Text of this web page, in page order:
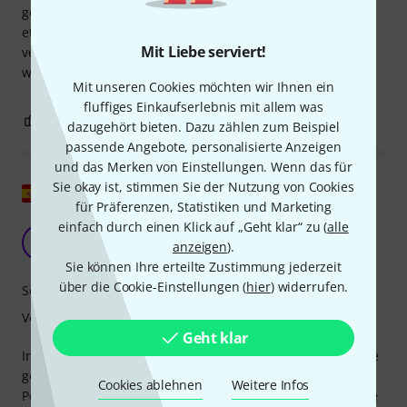
Mit Liebe serviert!
Mit unseren Cookies möchten wir Ihnen ein
fluffiges Einkaufserlebnis mit allem was
dazugehört bieten. Dazu zählen zum Beispiel
passende Angebote, personalisierte Anzeigen
und das Merken von Einstellungen. Wenn das für
Sie okay ist, stimmen Sie der Nutzung von Cookies
für Präferenzen, Statistiken und Marketing
einfach durch einen Klick auf „Geht klar“ zu (alle
anzeigen).
Sie können Ihre erteilte Zustimmung jederzeit
über die Cookie-Einstellungen (hier) widerrufen.
Geht klar
Cookies ablehnen Weitere Infos
gerade riesig. Bei diesem Satz ist lediglich die tiefe A-Saite
etwas zu dünn, da ich auf ihr einen Pitch Key Drop Tuner
verwende, um sie höher zu stimmen, relativiert sich das
wieder.
BEWERTUNG MELDEN
Original zeigen
GHS PF500 E9
Daniel5882 08.12.2013
Innerhalb der Sets für die Pedal Steel Guitar E9 gibt es eine
gewisse Vielfalt an Stärken, und für die Anpassung der
Pedal Steel müssen dieselben Stärken und besser noch die
Sound
Verarbeitung